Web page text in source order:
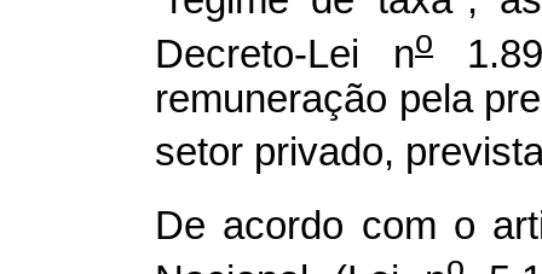
Decreto-Lei no
remuneração pela
setor privado,
De acordo com o